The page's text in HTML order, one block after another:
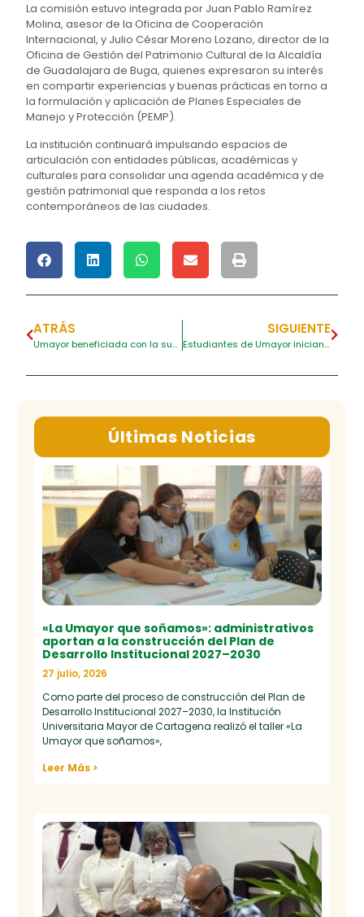
La comisión estuvo integrada por Juan Pablo Ramírez
Molina, asesor de la Oficina de Cooperación
Internacional, y Julio César Moreno Lozano, director de la
Oficina de Gestión del Patrimonio Cultural de la Alcaldía
de Guadalajara de Buga, quienes expresaron su interés
en compartir experiencias y buenas prácticas en torno a
la formulación y aplicación de Planes Especiales de
Manejo y Protección (PEMP).
La institución continuará impulsando espacios de
articulación con entidades públicas, académicas y
culturales para consolidar una agenda académica y de
gestión patrimonial que responda a los retos
contemporáneos de las ciudades.
ATRÁS
Umayor beneficiada con la subvención del ICETEX para el proyecto internacional Global Voices
SIGUIENTE
Estudiantes de Umayor inician semestre académico en Francia
Últimas Noticias
«La Umayor que soñamos»: administrativos
aportan a la construcción del Plan de
Desarrollo Institucional 2027–2030
27 julio, 2026
Como parte del proceso de construcción del Plan de
Desarrollo Institucional 2027–2030, la Institución
Universitaria Mayor de Cartagena realizó el taller «La
Umayor que soñamos»,
Leer Más >